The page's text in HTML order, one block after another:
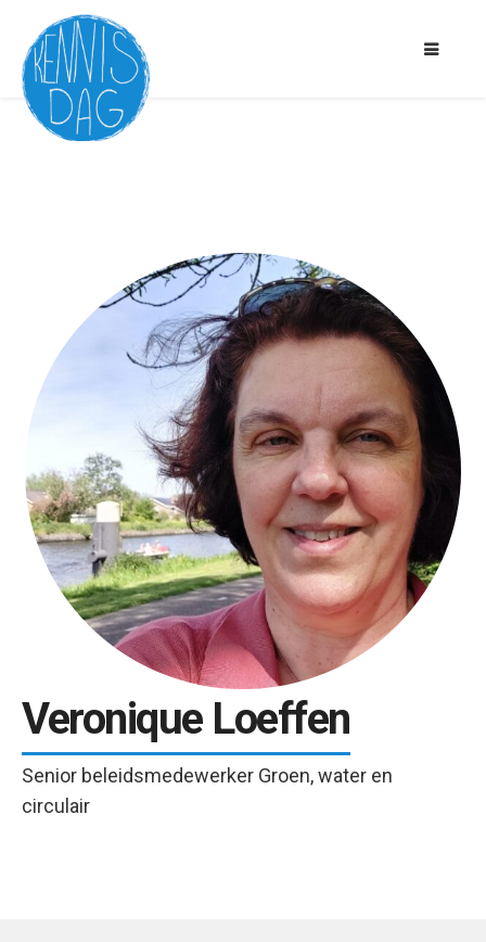
Veronique Loeffen
Senior beleidsmedewerker Groen, water en
circulair